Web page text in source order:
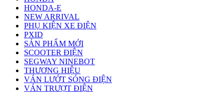
HONDA-E
NEW ARRIVAL
PHỤ KIỆN XE ĐIỆN
PXID
SẢN PHẨM MỚI
SCOOTER ĐIỆN
SEGWAY NINEBOT
THƯƠNG HIỆU
VÁN LƯỚT SÓNG ĐIỆN
VÁN TRƯỢT ĐIỆN